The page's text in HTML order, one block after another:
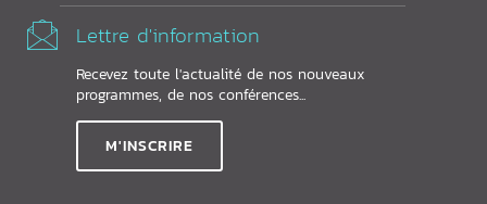
Lettre d'information
Recevez toute l'actualité de nos nouveaux
programmes, de nos conférences...
M'INSCRIRE